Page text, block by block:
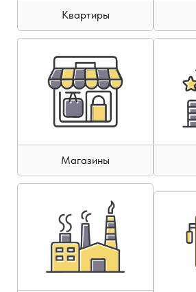
Квартиры
Магазины